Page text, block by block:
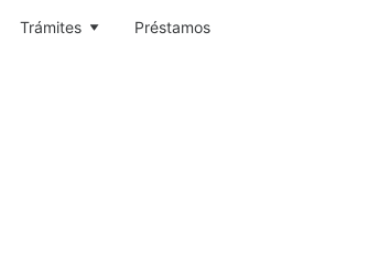
Trámites Préstamos